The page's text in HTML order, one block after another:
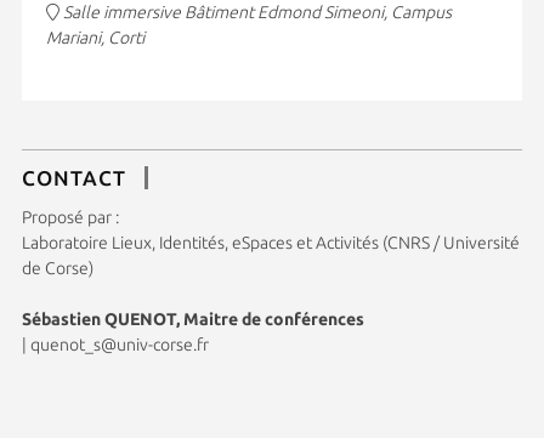
Salle immersive Bâtiment Edmond Simeoni, Campus
Mariani, Corti
CONTACT
Proposé par :
Laboratoire Lieux, Identités, eSpaces et Activités (CNRS / Université
de Corse)
Sébastien QUENOT, Maitre de conférences
quenot_s@univ-corse.fr